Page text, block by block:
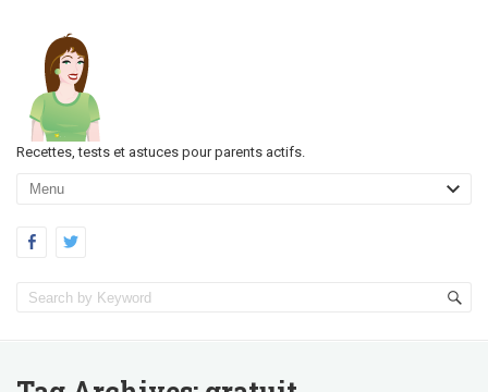
Recettes, tests et astuces pour parents actifs.